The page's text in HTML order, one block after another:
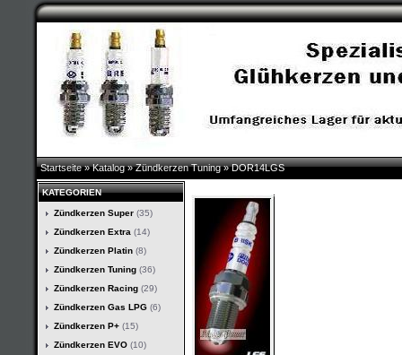
Startseite»Katalog»Zündkerzen Tuning»DOR14LGS
KATEGORIEN
Zündkerzen Super(35)
Zündkerzen Extra (14)
Zündkerzen Platin(8)
Zündkerzen Tuning(36)
Zündkerzen Racing(29)
Zündkerzen Gas LPG(6)
Zündkerzen P+(15)
Zündkerzen EVO(10)